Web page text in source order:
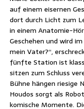
auf einem eisernen
dort durch Licht zum
in einem Anatomie-
Geschehen und wird
mein Vater?“,
fünfte Station ist
sitzen zum Schluss
Bühne hängen riesige
Houdos sorgt als
komische Momente.